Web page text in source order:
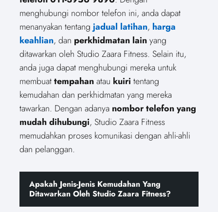
menghubungi nombor telefon ini, anda dapat
menanyakan tentang jadual latihan, harga
keahlian, dan perkhidmatan lainyang
ditawarkan oleh Studio Zaara Fitness. Selain itu,
anda juga dapat menghubungi mereka untuk
membuattempahanatau kuiri tentang
kemudahan dan perkhidmatan yang mereka
tawarkan. Dengan adanya nombor telefon yang
mudah dihubungi, Studio Zaara Fitness
memudahkan proses komunikasi dengan ahli-ahli
dan pelanggan.
Apakah Jenis-Jenis Kemudahan Yang
Ditawarkan Oleh Studio Zaara Fitness?